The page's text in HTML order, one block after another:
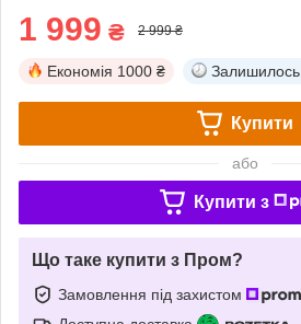
1 999 ₴ 2 999 ₴
Економія 1000 ₴ Залишилось
Купити
або
Купити з
Що таке купити з Пром?
Замовлення під захистом